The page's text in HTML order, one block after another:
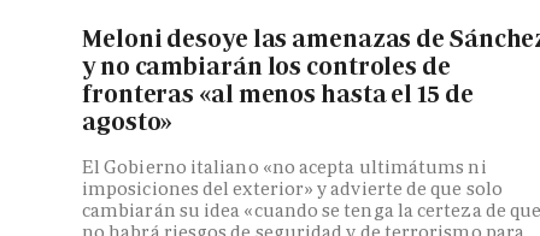
Meloni desoye las amenazas de
y no cambiarán los controles de
fronteras «al menos hasta el 15 de
agosto»
El Gobierno italiano «no acepta ultimátums ni
imposiciones del exterior» y advierte de que solo
cambiarán su idea «cuando se tenga la certeza de
no habrá riesgos de seguridad y de terrorismo para